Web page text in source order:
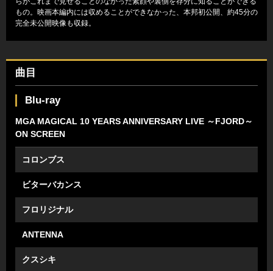
もの。映画本編内には収めることができなかった、本邦初公開、約45分の
完全未公開映像も収録。
曲目
Blu-ray
MGA MAGICAL 10 YEARS ANNIVERSARY LIVE ～FJORD～
ON SCREEN
コロンブス
ビターバカンス
フロリジナル
ANTENNA
クスシキ